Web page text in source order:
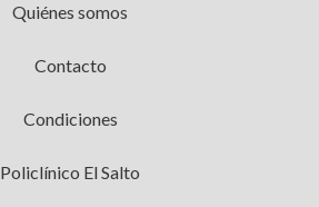
Quiénes somos
Contacto
Condiciones
Policlínico El Salto